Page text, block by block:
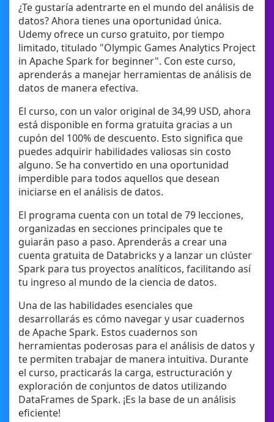
¿Te gustaría adentrarte en el mundo del análisis de
datos? Ahora tienes una oportunidad única.
Udemy ofrece un curso gratuito, por tiempo
limitado, titulado "Olympic Games Analytics Project
in Apache Spark for beginner". Con este curso,
aprenderás a manejar herramientas de análisis de
datos de manera efectiva.
El curso, con un valor original de 34,99 USD, ahora
está disponible en forma gratuita gracias a un
cupón del 100% de descuento. Esto significa que
puedes adquirir habilidades valiosas sin costo
alguno. Se ha convertido en una oportunidad
imperdible para todos aquellos que desean
iniciarse en el análisis de datos.
El programa cuenta con un total de 79 lecciones,
organizadas en secciones principales que te
guiarán paso a paso. Aprenderás a crear una
cuenta gratuita de Databricks y a lanzar un clúster
Spark para tus proyectos analíticos, facilitando así
tu ingreso al mundo de la ciencia de datos.
Una de las habilidades esenciales que
desarrollarás es cómo navegar y usar cuadernos
de Apache Spark. Estos cuadernos son
herramientas poderosas para el análisis de datos y
te permiten trabajar de manera intuitiva. Durante
el curso, practicarás la carga, estructuración y
exploración de conjuntos de datos utilizando
DataFrames de Spark. ¡Es la base de un análisis
eficiente!